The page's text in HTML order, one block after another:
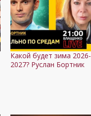
Какой будет зима 2026-
2027? Руслан Бортник